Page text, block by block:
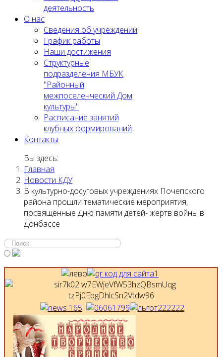
деятельность
О нас
Сведения об учреждении
График работы
Наши достижения
Структурные
подразделения МБУК
"Районный
межпоселенческий Дом
культуры"
Расписание занятий
клубных формирований
Контакты
Вы здесь:
Главная
Новости КДУ
В культурно-досуговых учреждениях Почепского
района прошли тематические мероприятия,
посвященные Дню памяти детей- жертв войны в
Донбассе